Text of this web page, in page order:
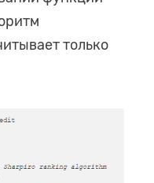
только